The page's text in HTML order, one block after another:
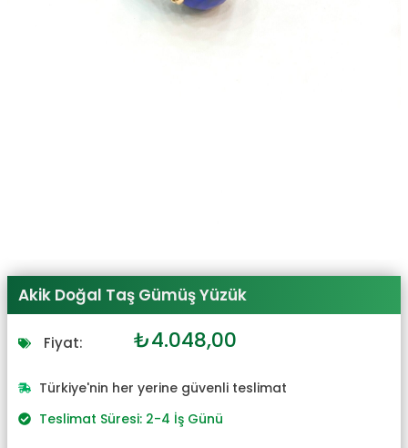
Akik Doğal Taş Gümüş Yüzük
Fiyat: Orijinal
₺4.453,00.
₺4.048,00
fiyat:
Türkiye'nin her yerine güvenli teslimat
Teslimat Süresi: 2-4 İş Günü